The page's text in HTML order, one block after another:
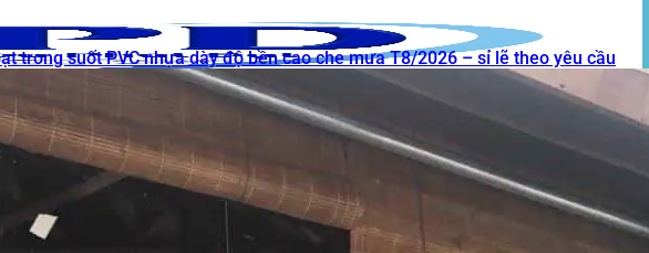
trong suốt PVC nhựa dày độ bền cao che mưa T8/2026 – sỉ lẽ theo yêu cầu